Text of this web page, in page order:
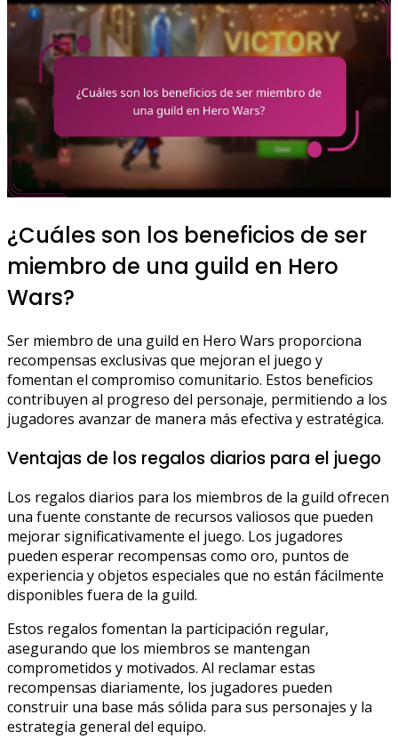
¿Cuáles son los beneficios de ser
miembro de una guild en Hero
Wars?
Ser miembro de una guild en Hero Wars proporciona
recompensas exclusivas que mejoran el juego y
fomentan el compromiso comunitario. Estos beneficios
contribuyen al progreso del personaje, permitiendo a los
jugadores avanzar de manera más efectiva y estratégica.
Ventajas de los regalos diarios para el juego
Los regalos diarios para los miembros de la guild ofrecen
una fuente constante de recursos valiosos que pueden
mejorar significativamente el juego. Los jugadores
pueden esperar recompensas como oro, puntos de
experiencia y objetos especiales que no están fácilmente
disponibles fuera de la guild.
Estos regalos fomentan la participación regular,
asegurando que los miembros se mantengan
comprometidos y motivados. Al reclamar estas
recompensas diariamente, los jugadores pueden
construir una base más sólida para sus personajes y la
estrategia general del equipo.